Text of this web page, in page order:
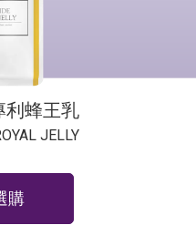
利蜂王乳
JELLY
購